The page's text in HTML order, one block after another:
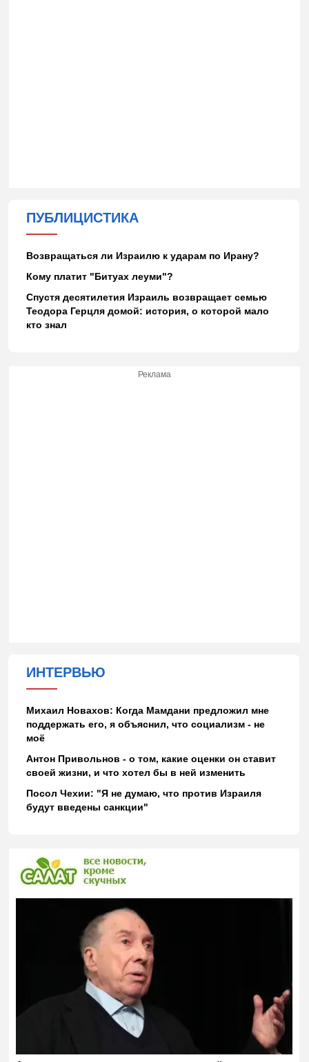
ПУБЛИЦИСТИКА
Возвращаться ли Израилю к ударам по Ирану?
Кому платит "Битуах леуми"?
Спустя десятилетия Израиль возвращает семью
Теодора Герцля домой: история, о которой мало
кто знал
Реклама
ИНТЕРВЬЮ
Михаил Новахов: Когда Мамдани предложил мне
поддержать его, я объяснил, что социализм - не
моё
Антон Привольнов - о том, какие оценки он ставит
своей жизни, и что хотел бы в ней изменить
Посол Чехии: "Я не думаю, что против Израиля
будут введены санкции"